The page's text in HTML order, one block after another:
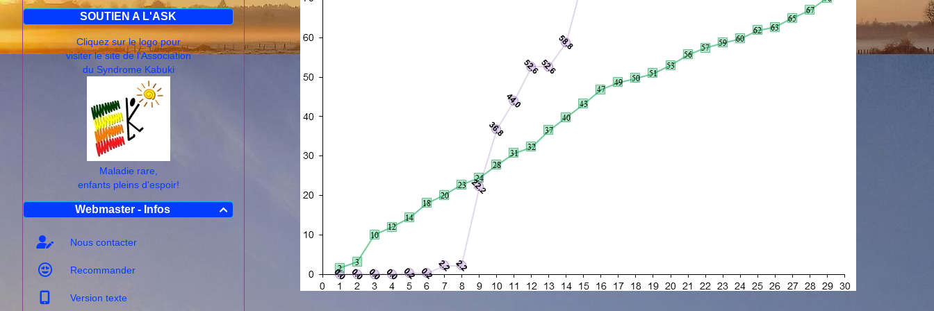
SOUTIEN A L'ASK
Cliquez sur le logo pour
visiter le site de l'Association
du Syndrome Kabuki
Maladie rare,
enfants pleins d'espoir!

Webmaster - Infos
Nous contacter
Recommander
Version texte